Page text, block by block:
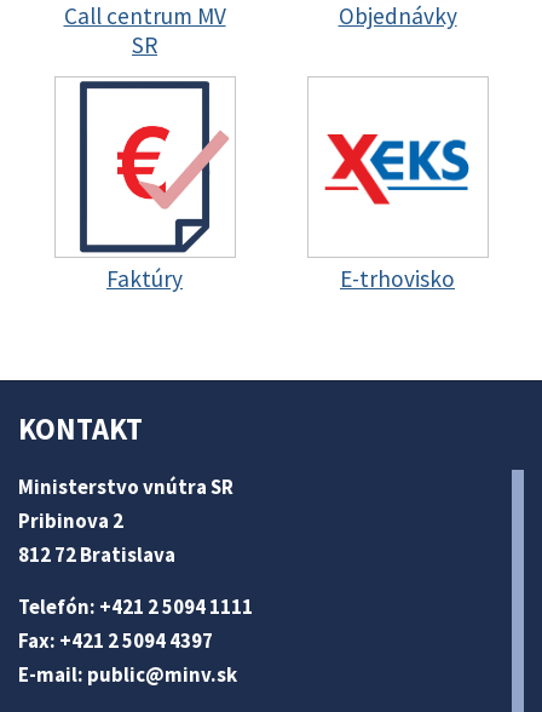
Call centrum MV
SR
Objednávky
Faktúry E-trhovisko
KONTAKT
Ministerstvo vnútra SR
Pribinova 2
812 72 Bratislava
Telefón: +421 2 5094 1111
Fax: +421 2 5094 4397
E-mail: public@minv.sk